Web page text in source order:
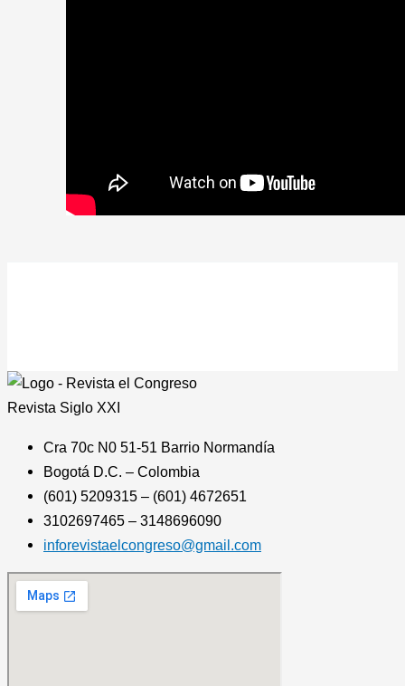
Revista Siglo XXI
Cra 70c N0 51-51 Barrio Normandía
Bogotá D.C. – Colombia
(601) 5209315 – (601) 4672651
3102697465 – 3148696090
inforevistaelcongreso@gmail.com